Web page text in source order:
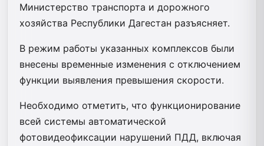
Министерство транспорта и дорожного
хозяйства Республики Дагестан разъясняет.
В режим работы указанных комплексов были
внесены временные изменения с отключением
функции выявления превышения скорости.
Необходимо отметить, что функционирование
всей системы автоматической
фотовидеофиксации нарушений ПДД, включая